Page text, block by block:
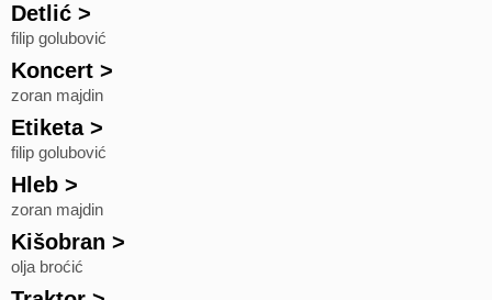
Detlić >
filip golubović
Koncert >
zoran majdin
Etiketa>
filip golubović
Hleb >
zoran majdin
Kišobran >
olja broćić